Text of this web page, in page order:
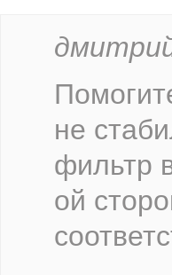
не
фильтр
ой